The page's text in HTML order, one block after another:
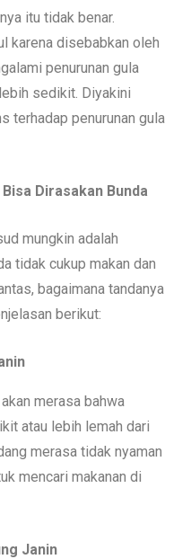
itu tidak benar.
karena disebabkan oleh
penurunan gula
sedikit. Diyakini
terhadap penurunan gula
Dirasakan Bunda
mungkin adalah
tidak cukup makan dan
bagaimana tandanya
berikut:
merasa bahwa
atau lebih lemah dari
merasa tidak nyaman
mencari makanan di
Janin